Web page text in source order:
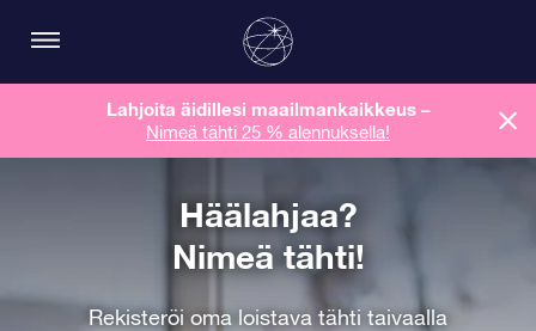
Lahjoita äidillesi maailmankaikkeus –
Nimeä tähti 25 % alennuksella!
Häälahjaa?
Nimeä tähti!
Rekisteröi oma loistava tähti taivaalla